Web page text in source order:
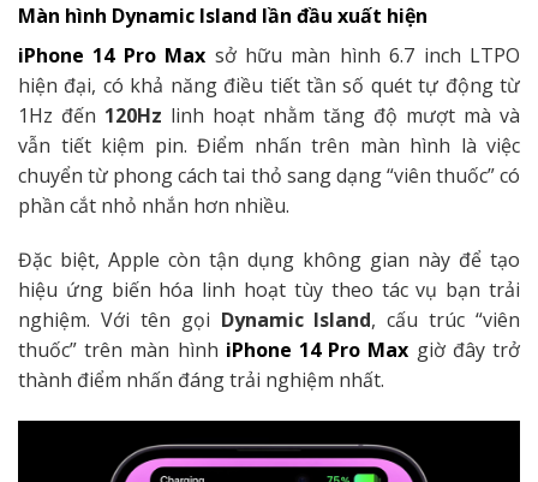
Màn hình Dynamic Island lần đầu xuất hiện
iPhone 14 Pro Max sở hữu màn hình 6.7 inch LTPO
hiện đại, có khả năng điều tiết tần số quét tự động từ
1Hz đến 120Hz linh hoạt nhằm tăng độ mượt mà và
vẫn tiết kiệm pin. Điểm nhấn trên màn hình là việc
chuyển từ phong cách tai thỏ sang dạng “viên thuốc” có
phần cắt nhỏ nhắn hơn nhiều.
Đặc biệt, Apple còn tận dụng không gian này để tạo
hiệu ứng biến hóa linh hoạt tùy theo tác vụ bạn trải
nghiệm. Với tên gọi Dynamic Island, cấu trúc “viên
thuốc” trên màn hình iPhone 14 Pro Max giờ đây trở
thành điểm nhấn đáng trải nghiệm nhất.